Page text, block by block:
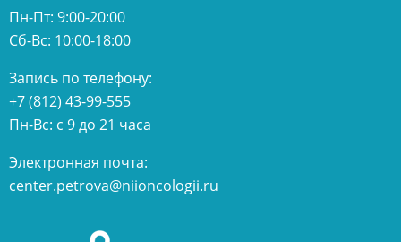
Пн-Пт: 9:00-20:00
Сб-Вс: 10:00-18:00
Запись по телефону:
+7 (812) 43-99-555
Пн-Вс: с 9 до 21 часа
Электронная почта:
center.petrova@niioncologii.ru